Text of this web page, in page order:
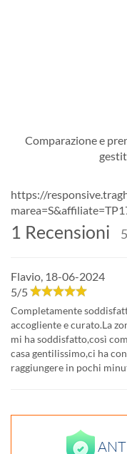
Comparazione e
https://
1 Recensioni 5
Flavio, 18-06-2024
5/5
Completamente
accogliente e curato.La
mi ha soddisfatto,così
casa gentilissimo,ci ha
raggiungere in pochi